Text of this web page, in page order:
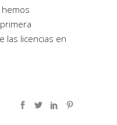
las licencias en